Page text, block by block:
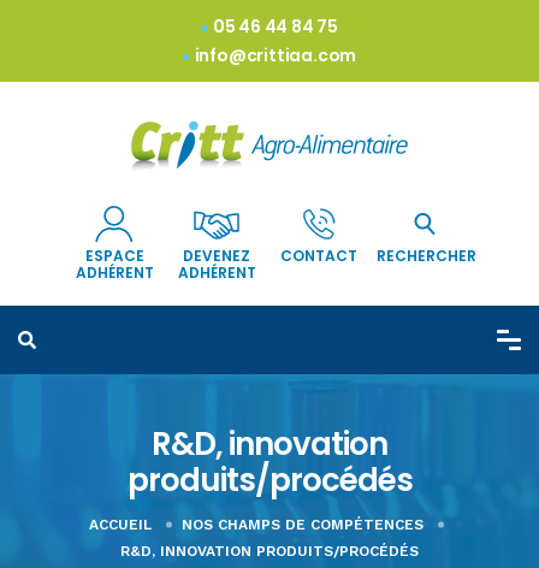
05 46 44 84 75
info@crittiaa.com
ESPACE
ADHÉRENT
DEVENEZ
ADHÉRENT
CONTACT RECHERCHER
R&D, innovation
produits/procédés
ACCUEIL
NOS CHAMPS DE COMPÉTENCES
R&D, INNOVATION PRODUITS/PROCÉDÉS